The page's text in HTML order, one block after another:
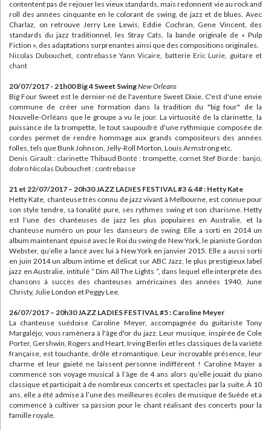
contentent pas de rejouer les vieux standards, mais redonnent vie au rock and
roll des années cinquante en le colorant de swing, de jazz et de blues. Avec
Charlaz, on retrouve Jerry Lee Lewis, Eddie Cochran, Gene Vincent, des
standards du jazz traditionnel, les Stray Cats, la bande originale de « Pulp
Fiction », des adaptations surprenantes ainsi que des compositions originales.
Nicolas Dubouchet, contrebasse Yann Vicaire, batterie Eric Lurie, guitare et
chant
20/07/2017 - 21h00 Big 4 Sweet SwingNew Orleans
Big Four Sweet est le dernier-né de l'aventure Sweet Dixie. C'est d'une envie
commune de créer une formation dans la tradition du "big four" de la
Nouvelle-Orléans que le groupe a vu le jour. La virtuosité de la clarinette, la
puissance de la trompette, le tout saupoudré d'une rythmique composée de
cordes permet de rendre hommage aux grands compositeurs des années
folles, tels que Bunk Johnson, Jelly-Roll Morton, Louis Armstrong etc.
Denis Girault : clarinette Thibaud Bonté : trompette, cornet Stef Borde : banjo,
dobro Nicolas Dubouchet : contrebasse
21 et 22/07/2017 – 20h30 JAZZ LADIES FESTIVAL #3 & 4# : Hetty Kate
Hetty Kate, chanteuse très connu de jazz vivant à Melbourne, est connue pour
son style tendre, sa tonalité pure, ses rythmes swing et son charisme. Hetty
est l’une des chanteuses de jazz les plus populaires en Australie, et la
chanteuse numéro un pour les danseurs de swing. Elle a sorti en 2014 un
album maintenant épuisé avec le Roi du swing de New York, le pianiste Gordon
Webster, qu’elle a lancé avec lui à New York en janvier 2015. Elle a aussi sorti
en juin 2014 un album intime et délicat sur ABC Jazz, le plus prestigieux label
jazz en Australie, intitulé ” Dim All The Lights “, dans lequel elle interprète des
chansons à succès des chanteuses américaines des années 1940, June
Christy, Julie London et Peggy Lee.
26/07/2017 – 20h30 JAZZ LADIES FESTIVAL #5 : Caroline Meyer
La chanteuse suédoise Caroline Meyer, accompagnée du guitariste Tony
Margaléjo, vous ramènera à l'âge d'or du jazz. Leur musique, inspirée de Cole
Porter, Gershwin, Rogers and Heart, Irving Berlin et les classiques de la variété
française, est touchante, drôle et romantique. Leur incroyable présence, leur
charme et leur gaieté ne laissent personne indifférent ! Caroline Mayer a
commencé son voyage musical à l’âge de 4 ans alors qu’elle jouait du piano
classique et participait à de nombreux concerts et spectacles par la suite. À 10
ans, elle a été admise à l’une des meilleures écoles de musique de Suède et a
commencé à cultiver sa passion pour le chant réalisant des concerts pour la
famille royale.